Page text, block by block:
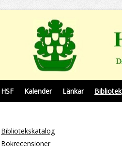
HSF Kalender Länkar Bibliotek
Bibliotekskatalog
Bokrecensioner